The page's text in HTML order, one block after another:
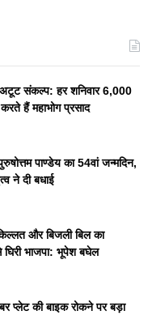
अटूट संकल्प: हर शनिवार 6,000
हैं महाभोग प्रसाद
पाण्डेय का 54वां जन्मदिन,
ने दी बधाई
और बिजली बिल का
भाजपा: भूपेश बघेल
प्लेट की बाइक रोकने पर बड़ा